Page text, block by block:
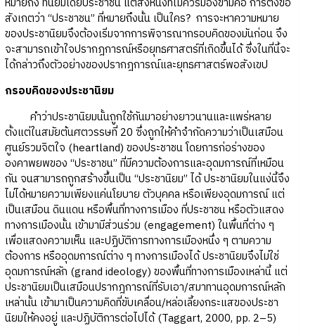
สังเกตว่า “ประชาชน” ที่หมายถึงนั้น เป็นใคร? การจะหาความหมาย
ของประชานิยมจึงต้องเริ่มจากการพิจารณากรอบคิดของมันก่อน จึง
จะสามารถเข้าใจปรากฎการณ์หรือยุทธศาสตร์ที่เกิดขึ้นได้ ซึ่งในที่นี้จะ
ได้กล่าวถึงตัวอย่างของปรากฎการณ์และยุทธศาสตร์พอสังเขป
กรอบคิดของประชานิยม
คำว่าประชานิยมนั้นถูกใช้กันมาอย่างยาวนานและแพร่หลาย
ตั้งแต่ในสมัยต้นศตวรรษที่ 20 ซึ่งถูกให้คำจำกัดความว่าเป็นเสมือน
ศูนย์รวมจิตใจ (heartland) ของประชาชน โดยการก่อร่างของ
องคาพยพของ “ประชาชน” ที่มีความต้องการและอุดมการณ์ที่เหมือน
กัน จนสามารถถูกสร้างขึ้นเป็น “ประชานิยม” ได้ ประชานิยมในแง่นี้จึง
ไม่ได้หมายความเพียงแค่นโยบาย ตัวบุคคล หรือเพียงอุดมการณ์ แต่
เป็นเสมือน ดินแดน หรือพื้นที่ทางการเมือง ที่ประชาชน หรือตัวแสดง
ทางการเมืองนั้น เข้ามามีส่วนร่วม (engagement) ในพื้นที่ต่าง ๆ
เพื่อแสดงความเห็น และปฏิบัติการทางการเมืองหนึ่ง ๆ ตามความ
ต้องการ หรืออุดมการณ์ต่าง ๆ ทางการเมืองได้ ประชานิยมจึงไม่ใช่
อุดมการณ์หลัก (grand ideology) ของพื้นที่ทางการเมืองเหล่านี้ แต่
ประชานิยมเป็นเสมือนปรากฎการณ์ที่รับเอา/สมาทานอุดมการณ์หลัก
เหล่านั้น เข้ามาเป็นความคิดที่ขับเคลื่อน/หล่อเลี้ยงกระแสของประชา
นิยมให้คงอยู่ และปฏิบัติการต่อไปได้ (Taggart, 2000, pp. 2–5)